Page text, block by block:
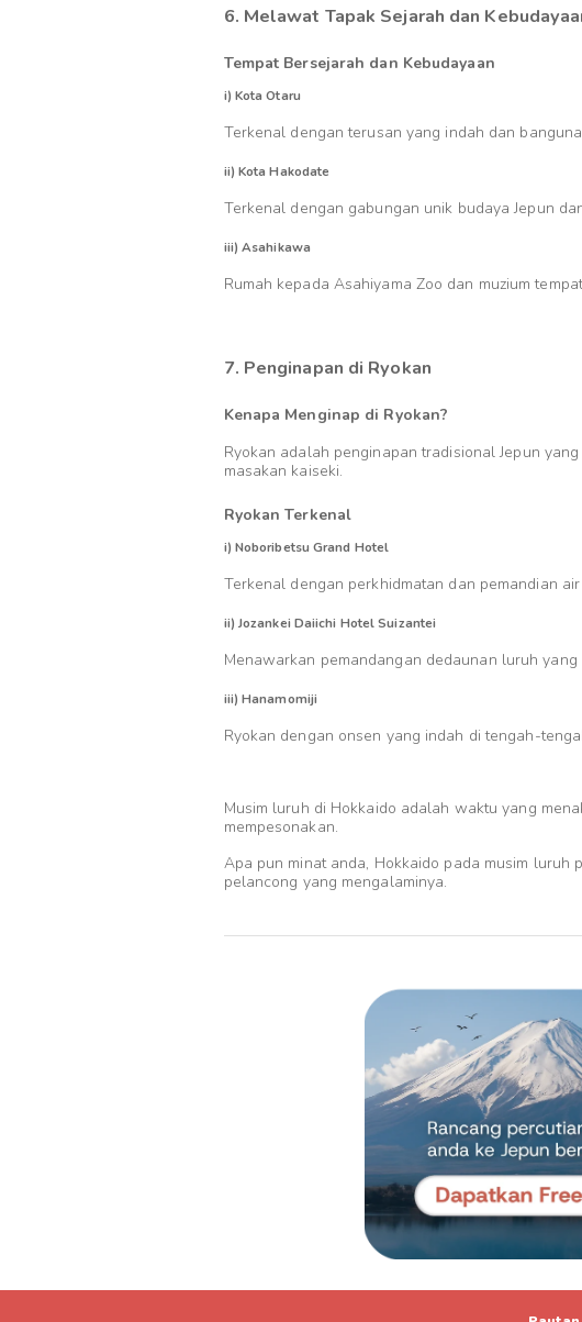
6. Melawat Tapak Sejarah dan
Tempat Bersejarah dan Kebudayaan
i) Kota Otaru
Terkenal dengan terusan yang indah dan
ii) Kota Hakodate
Terkenal dengan gabungan unik budaya Jepun
iii) Asahikawa
Rumah kepada Asahiyama Zoo dan muzium
7. Penginapan di Ryokan
Kenapa Menginap di Ryokan?
Ryokan adalah penginapan tradisional Jepun
masakan kaiseki.
Ryokan Terkenal
i) Noboribetsu Grand Hotel
Terkenal dengan perkhidmatan dan pemandian
ii) Jozankei Daiichi Hotel Suizantei
Menawarkan pemandangan dedaunan luruh
iii) Hanamomiji
Ryokan dengan onsen yang indah di tengah-
Musim luruh di Hokkaido adalah waktu yang
mempesonakan.
Apa pun minat anda, Hokkaido pada musim
pelancong yang mengalaminya.